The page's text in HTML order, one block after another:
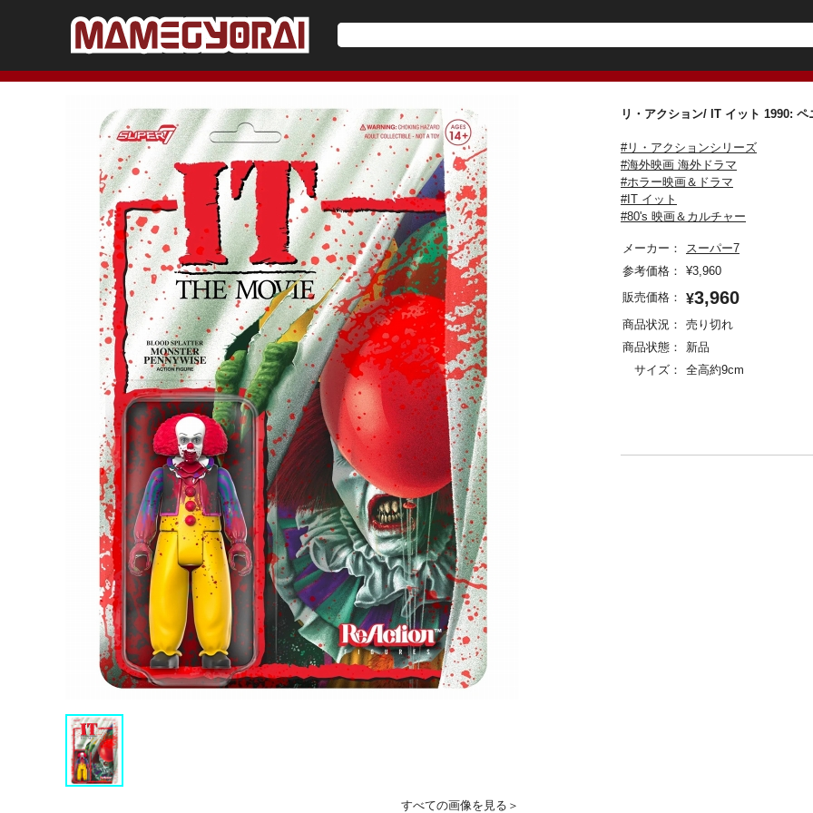
すべての画像を見る＞
リ・アクション/ IT イット 1990:
#リ・アクションシリーズ
#海外映画 海外ドラマ
#ホラー映画＆ドラマ
#IT イット
#80's 映画＆カルチャー
メーカー：
スーパー7
参考価格：
¥3,960
販売価格：
¥3,960
商品状況：
売り切れ
商品状態：
新品
サイズ：
全高約9cm